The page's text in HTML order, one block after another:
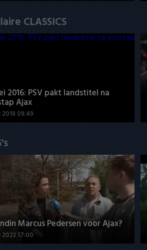
CLASSICS
2016: PSV pakt landstitel na
Ajax
2019 09:49
Marcus Pedersen voor Ajax?
17:00